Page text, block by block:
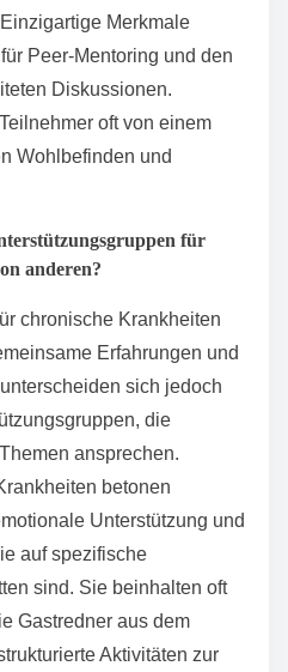
Merkmale
Peer-Mentoring und den
Diskussionen.
oft von einem
Wohlbefinden und
für
anderen?